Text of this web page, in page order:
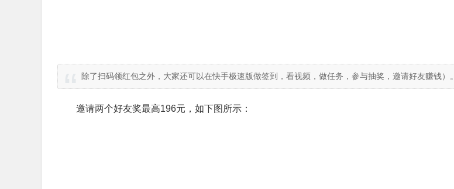
除了扫码领红包之外，大家还可以在快手极速版做签到，看视频，做任务，参与抽奖，邀请好友赚钱）。
邀请两个好友奖最高196元，如下图所示：